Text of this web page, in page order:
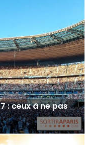
: ceux à ne pas